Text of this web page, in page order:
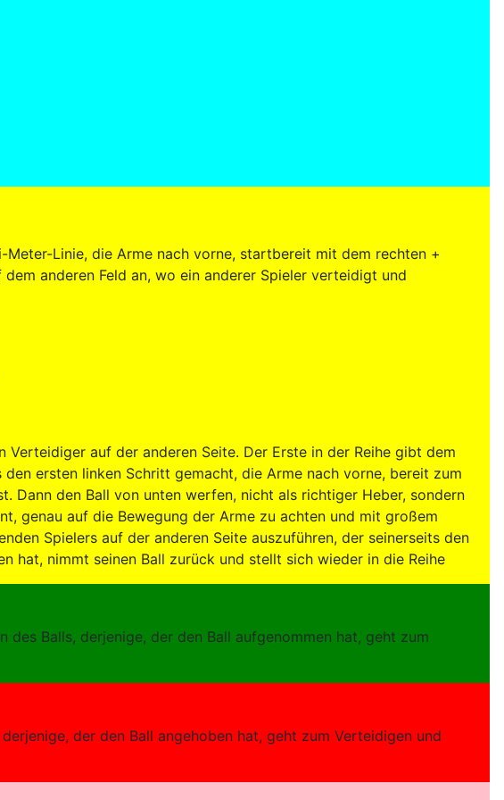
Linie, die Arme nach vorne, startbereit mit dem rechten +
anderen Feld an, wo ein anderer Spieler verteidigt und
auf der anderen Seite. Der Erste in der Reihe gibt dem
ersten linken Schritt gemacht, die Arme nach vorne, bereit zum
Dann den Ball von unten werfen, nicht als richtiger Heber, sondern
genau auf die Bewegung der Arme zu achten und mit großem
Spielers auf der anderen Seite auszuführen, der seinerseits den
hat, nimmt seinen Ball zurück und stellt sich wieder in die Reihe
Balls, derjenige, der den Ball aufgenommen hat, geht zum
der den Ball angehoben hat, geht zum Verteidigen und